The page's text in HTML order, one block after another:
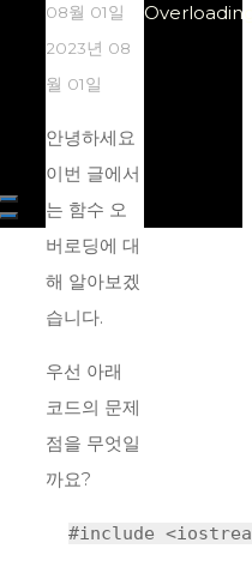
Search
08월 01일
2023년 08
월 01일
안녕하세요
이번 글에서
는 함수 오
버로딩에 대
해 알아보겠
습니다.
우선 아래
코드의 문제
점을 무엇일
까요?
#include
Search